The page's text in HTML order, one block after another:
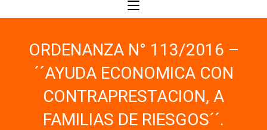
ORDENANZA N° 113/2016 –
´´AYUDA ECONOMICA CON
CONTRAPRESTACION, A
FAMILIAS DE RIESGOS´´.